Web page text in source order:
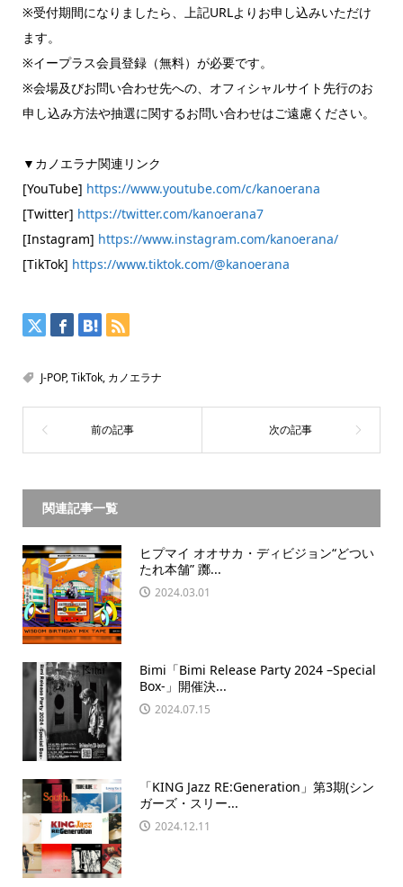
※受付期間になりましたら、上記URLよりお申し込みいただけ
ます。
※イープラス会員登録（無料）が必要です。
※会場及びお問い合わせ先への、オフィシャルサイト先行のお
申し込み方法や抽選に関するお問い合わせはご遠慮ください。
▼カノエラナ関連リンク
[YouTube] https://www.youtube.com/c/kanoerana
[Twitter] https://twitter.com/kanoerana7
[Instagram] https://www.instagram.com/kanoerana/
[TikTok] https://www.tiktok.com/@kanoerana
J-POP,TikTok, カノエラナ
関連記事一覧
ヒプマイ オオサカ・ディビジョン“どつい
たれ本舗” 躑...
2024.03.01
Bimi「Bimi Release Party 2024 –Special
Box-」開催決...
2024.07.15
「KING Jazz RE:Generation」第3期(シン
ガーズ・スリー...
2024.12.11